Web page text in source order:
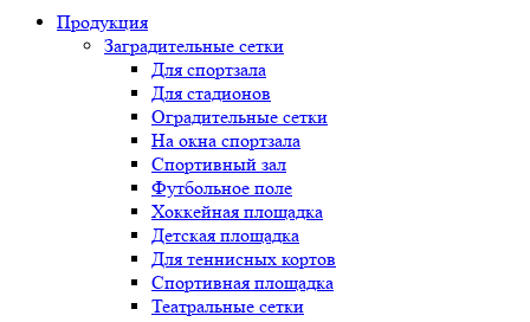
Продукция
Заградительные сетки
Для спортзала
Для стадионов
Оградительные сетки
На окна спортзала
Спортивный зал
Футбольное поле
Хоккейная площадка
Детская площадка
Для теннисных кортов
Спортивная площадка
Театральные сетки